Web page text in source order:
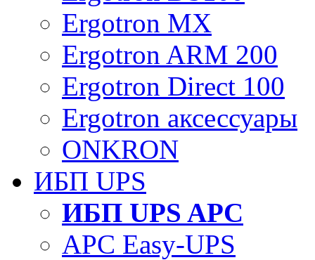
Ergotron MX
Ergotron ARM 200
Ergotron Direct 100
Ergotron аксессуары
ONKRON
ИБП UPS
ИБП UPS APC
APC Easy-UPS